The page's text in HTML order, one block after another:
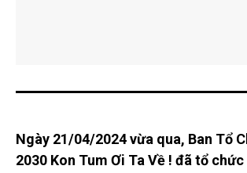
Ngày 21/04/2024 vừa qua, Ban Tổ
2030 Kon Tum Ơi Ta Về ! đã tổ chức